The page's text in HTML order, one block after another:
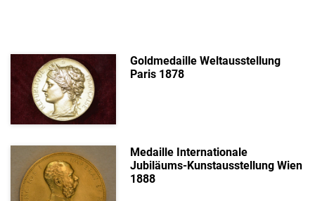
Sammlung Herkomer-Stiftung (668)
Objektbezeichnung
Künstler:in / Hersteller:in
Technik
Datierung
Goldmedaille Weltausstellung
Paris 1878
Medaille Internationale
Jubiläums-Kunstausstellung Wien
1888